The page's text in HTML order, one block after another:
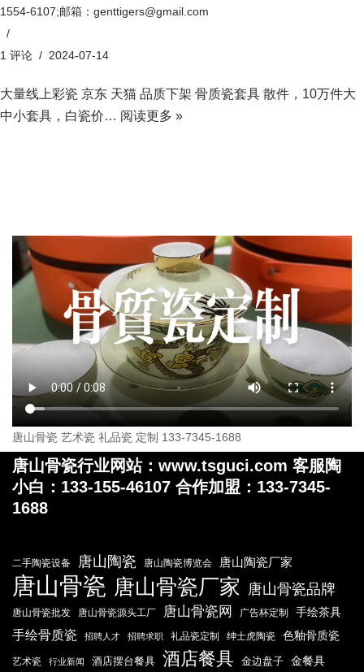
1554-6107;邮箱：genttigers@gmail.com
1 评论 2024-07-14
大量线上彩瓷 京东 天猫 品质下架 骨质瓷套具 散件，10万件大
中小套具，白瓷价… 阅读更多 »
唐山骨瓷 艺术瓷 礼品瓷 定制 133-7345-1688
唐山骨瓷行业网站：www.tsguci.com 客服陶
小白：133-155-46107 合作加盟：133-7345-
1688
二手陶瓷设备 唐山陶瓷 唐山陶瓷博览会 唐山陶瓷厂家
唐山骨瓷 唐山骨瓷厂家 唐山骨瓷品牌
唐山骨瓷批发 唐山骨瓷源头工厂 唐山骨瓷网 广告杯定制 手绘茶具
手绘骨质瓷 招聘人才 招聘求职 礼品瓷定制 绅士虎陶瓷 色釉骨质瓷
艺术瓷 行业新闻 酒店摆台餐具 酒店餐具 金边盘子 金餐具